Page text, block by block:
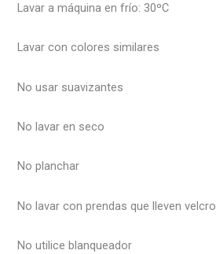
Lavar a máquina en frío: 30ºC
Lavar con colores similares
No usar suavizantes
No lavar en seco
No planchar
No lavar con prendas que lleven velcro
No utilice blanqueador